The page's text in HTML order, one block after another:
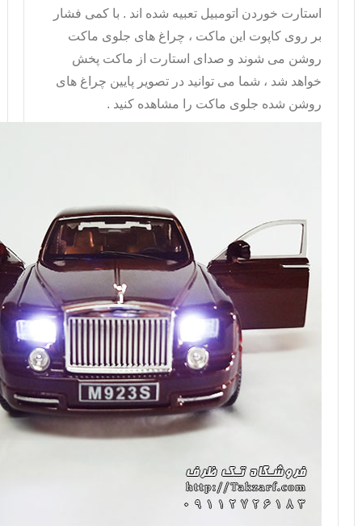
استارت خوردن اتومبیل تعبیه شده اند . با کمی فشار
بر روی کاپوت این ماکت ، چراغ های جلوی ماکت
روشن می شوند و صدای استارت از ماکت پخش
خواهد شد ، شما می توانید در تصویر پایین چراغ های
روشن شده جلوی ماکت را مشاهده کنید .